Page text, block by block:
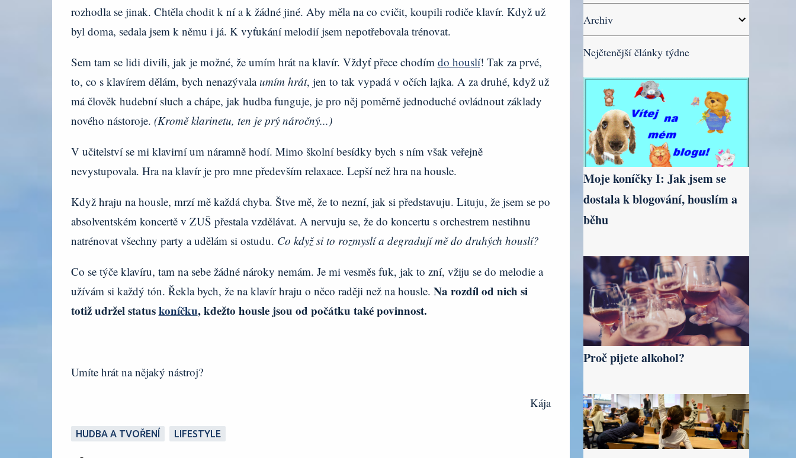
rozhodla se jinak. Chtěla chodit k ní a k žádné jiné. Aby měla na co cvičit, koupili rodiče klavír. Když už
byl doma, sedala jsem k němu i já. K vyťukání melodií jsem nepotřebovala trénovat.
Sem tam se lidi divili, jak je možné, že umím hrát na klavír. Vždyť přece chodím do houslí! Tak za prvé,
to, co s klavírem dělám, bych nenazývalaumím hrát, jen to tak vypadá v očích lajka. A za druhé, když už
má člověk hudební sluch a chápe, jak hudba funguje, je pro něj poměrně jednoduché ovládnout základy
nového nástoroje. (Kromě klarinetu, ten je prý náročný...)
V učitelství se mi klavirní um náramně hodí. Mimo školní besídky bych s ním však veřejně
nevystupovala. Hra na klavír je pro mne především relaxace. Lepší než hra na housle.
Když hraju na housle, mrzí mě každá chyba. Štve mě, že to nezní, jak si představuju. Lituju, že jsem se po
absolventském koncertě v ZUŠ přestala vzdělávat. A nervuju se, že do koncertu s orchestrem nestihnu
natrénovat všechny party a udělám si ostudu. Co když si to rozmyslí a degradují mě do druhých houslí?
Co se týče klavíru, tam na sebe žádné nároky nemám. Je mi vesměs fuk, jak to zní, vžiju se do melodie a
užívám si každý tón. Řekla bych, že na klavír hraju o něco raději než na housle. Na rozdíl od nich si
totiž udržel statuskoníčku, kdežto housle jsou od počátku také povinnost.
Umíte hrát na nějaký nástroj?
Kája
HUDBA A TVOŘENÍ LIFESTYLE
Archiv
Nejčtenější články týdne
Moje koníčky I: Jak jsem se
dostala k blogování, houslím a
běhu
Proč pijete alkohol?